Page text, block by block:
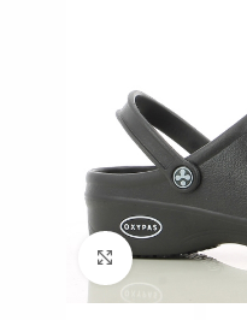
Click to